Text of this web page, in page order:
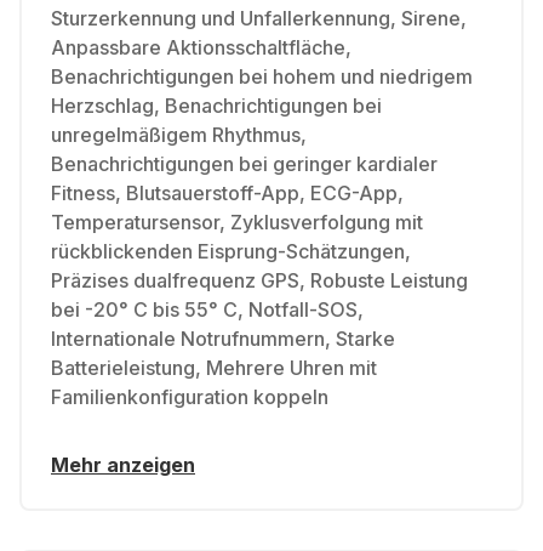
Sturzerkennung und Unfallerkennung, Sirene,
Anpassbare Aktionsschaltfläche,
Benachrichtigungen bei hohem und niedrigem
Herzschlag, Benachrichtigungen bei
unregelmäßigem Rhythmus,
Benachrichtigungen bei geringer kardialer
Fitness, Blutsauerstoff-App, ECG-App,
Temperatursensor, Zyklusverfolgung mit
rückblickenden Eisprung-Schätzungen,
Präzises dualfrequenz GPS, Robuste Leistung
bei -20° C bis 55° C, Notfall-SOS,
Internationale Notrufnummern, Starke
Batterieleistung, Mehrere Uhren mit
Familienkonfiguration koppeln
Mehr anzeigen